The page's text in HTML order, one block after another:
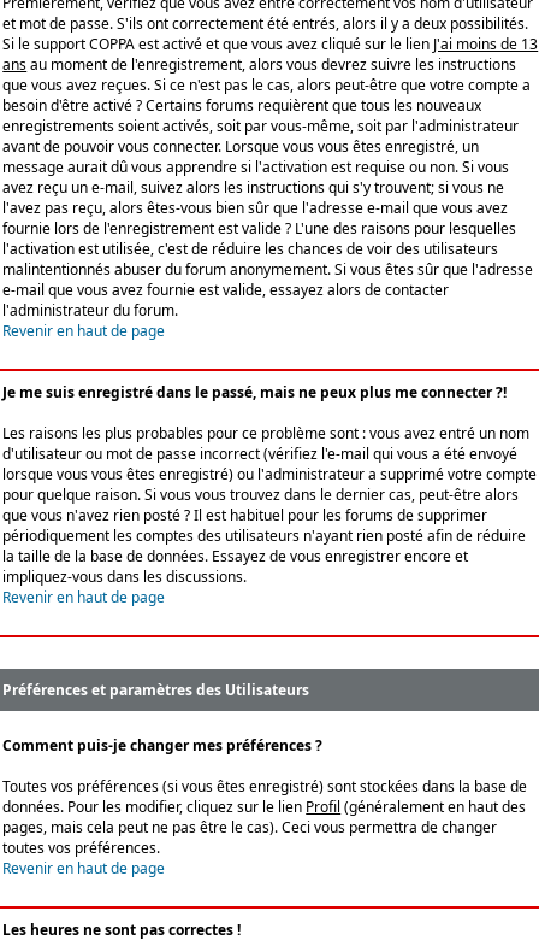
et mot de passe. S'ils ont correctement été entrés, alors il y a deux possibilités.
Si le support COPPA est activé et que vous avez cliqué sur le lien J'ai moins de 13
ansau moment de l'enregistrement, alors vous devrez suivre les instructions
que vous avez reçues. Si ce n'est pas le cas, alors peut-être que votre compte a
besoin d'être activé ? Certains forums requièrent que tous les nouveaux
enregistrements soient activés, soit par vous-même, soit par l'administrateur
avant de pouvoir vous connecter. Lorsque vous vous êtes enregistré, un
message aurait dû vous apprendre si l'activation est requise ou non. Si vous
avez reçu un e-mail, suivez alors les instructions qui s'y trouvent; si vous ne
l'avez pas reçu, alors êtes-vous bien sûr que l'adresse e-mail que vous avez
fournie lors de l'enregistrement est valide ? L'une des raisons pour lesquelles
l'activation est utilisée, c'est de réduire les chances de voir des utilisateurs
malintentionnés abuser du forum anonymement. Si vous êtes sûr que l'adresse
e-mail que vous avez fournie est valide, essayez alors de contacter
l'administrateur du forum.
Revenir en haut de page
Je me suis enregistré dans le passé, mais ne peux plus me connecter ?!
Les raisons les plus probables pour ce problème sont : vous avez entré un nom
d'utilisateur ou mot de passe incorrect (vérifiez l'e-mail qui vous a été envoyé
lorsque vous vous êtes enregistré) ou l'administrateur a supprimé votre compte
pour quelque raison. Si vous vous trouvez dans le dernier cas, peut-être alors
que vous n'avez rien posté ? Il est habituel pour les forums de supprimer
périodiquement les comptes des utilisateurs n'ayant rien posté afin de réduire
la taille de la base de données. Essayez de vous enregistrer encore et
impliquez-vous dans les discussions.
Revenir en haut de page
Préférences et paramètres des Utilisateurs
Comment puis-je changer mes préférences ?
Toutes vos préférences (si vous êtes enregistré) sont stockées dans la base de
données. Pour les modifier, cliquez sur le lien Profil (généralement en haut des
pages, mais cela peut ne pas être le cas). Ceci vous permettra de changer
toutes vos préférences.
Revenir en haut de page
Les heures ne sont pas correctes !